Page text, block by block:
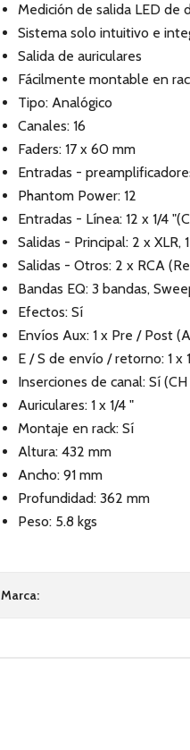
Medición de salida LED de
Sistema solo intuitivo e
Salida de auriculares
Fácilmente montable en
Tipo: Analógico
Canales: 16
Faders: 17 x 60 mm
Entradas -
Phantom Power: 12
Entradas - Línea: 12 x 1/4
Salidas - Principal: 2 x XLR,
Salidas - Otros: 2 x RCA
Bandas EQ: 3 bandas,
Efectos: Sí
Envíos Aux: 1 x Pre / Post
E / S de envío / retorno: 1 x
Inserciones de canal: Sí
Auriculares: 1 x 1/4 "
Montaje en rack: Sí
Altura: 432 mm
Ancho: 91 mm
Profundidad: 362 mm
Peso: 5.8 kgs
Marca: